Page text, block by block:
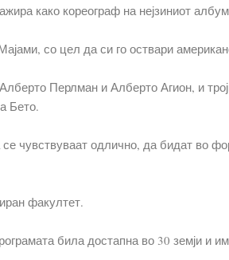
како кореограф на нејзиниот албум
со цел да си го оствари
Перлман и Алберто Агион, и
Бето.
чувствуваат одлично, да бидат во
факултет.
била достапна во 30 земји и